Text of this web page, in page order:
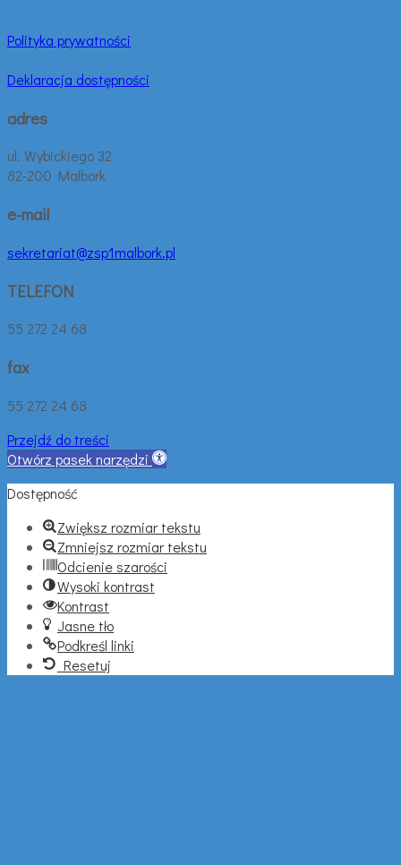
Polityka prywatności
Deklaracja dostępności
adres
ul. Wybickiego 32
82-200 Malbork
e-mail
sekretariat@zsp1malbork.pl
TELEFON
55 272 24 68
fax
55 272 24 68
Przejdź do treści
Otwórz pasek narzędzi
Dostępność
Zwiększ rozmiar tekstu
Zmniejsz rozmiar tekstu
Odcienie szarości
Wysoki kontrast
Kontrast
Jasne tło
Podkreśl linki
Resetuj